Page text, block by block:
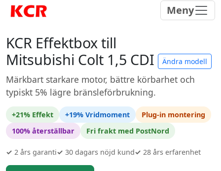
Meny
KCR Effektbox till
Mitsubishi Colt 1,5 CDI
Ändra modell
Märkbart starkare motor, bättre körbarhet och
typiskt 5% lägre bränsleförbrukning.
+21% Effekt +19% Vridmoment
Plug-in montering
100% återställbar
Fri frakt med PostNord
✓ 2 års garanti✓ 30 dagars nöjd kund✓ 28 års erfarenhet